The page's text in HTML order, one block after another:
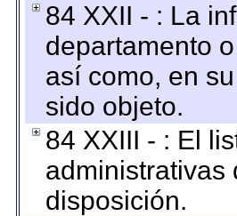
84 XXII - : La
departamento
así como, en
sido objeto.
84 XXIII - : El
administrativas
disposición.